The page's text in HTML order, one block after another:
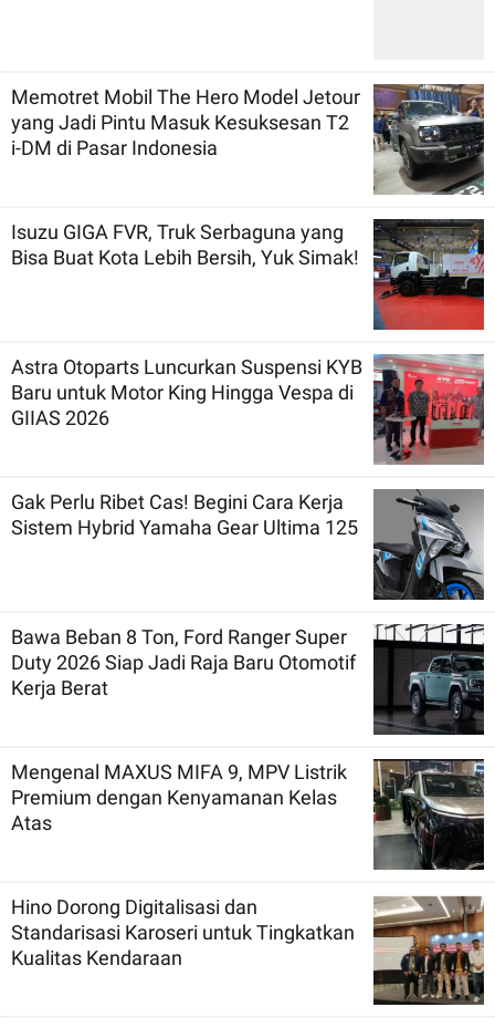
Memotret Mobil The Hero Model Jetour
yang Jadi Pintu Masuk Kesuksesan T2
i-DM di Pasar Indonesia
Isuzu GIGA FVR, Truk Serbaguna yang
Bisa Buat Kota Lebih Bersih, Yuk Simak!
Astra Otoparts Luncurkan Suspensi KYB
Baru untuk Motor King Hingga Vespa di
GIIAS 2026
Gak Perlu Ribet Cas! Begini Cara Kerja
Sistem Hybrid Yamaha Gear Ultima 125
Bawa Beban 8 Ton, Ford Ranger Super
Duty 2026 Siap Jadi Raja Baru Otomotif
Kerja Berat
Mengenal MAXUS MIFA 9, MPV Listrik
Premium dengan Kenyamanan Kelas
Atas
Hino Dorong Digitalisasi dan
Standarisasi Karoseri untuk Tingkatkan
Kualitas Kendaraan